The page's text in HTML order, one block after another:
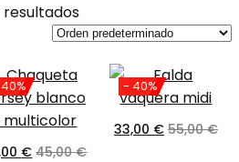
resultados
€ 45,00€
- 40%
33,00 € 55,00€